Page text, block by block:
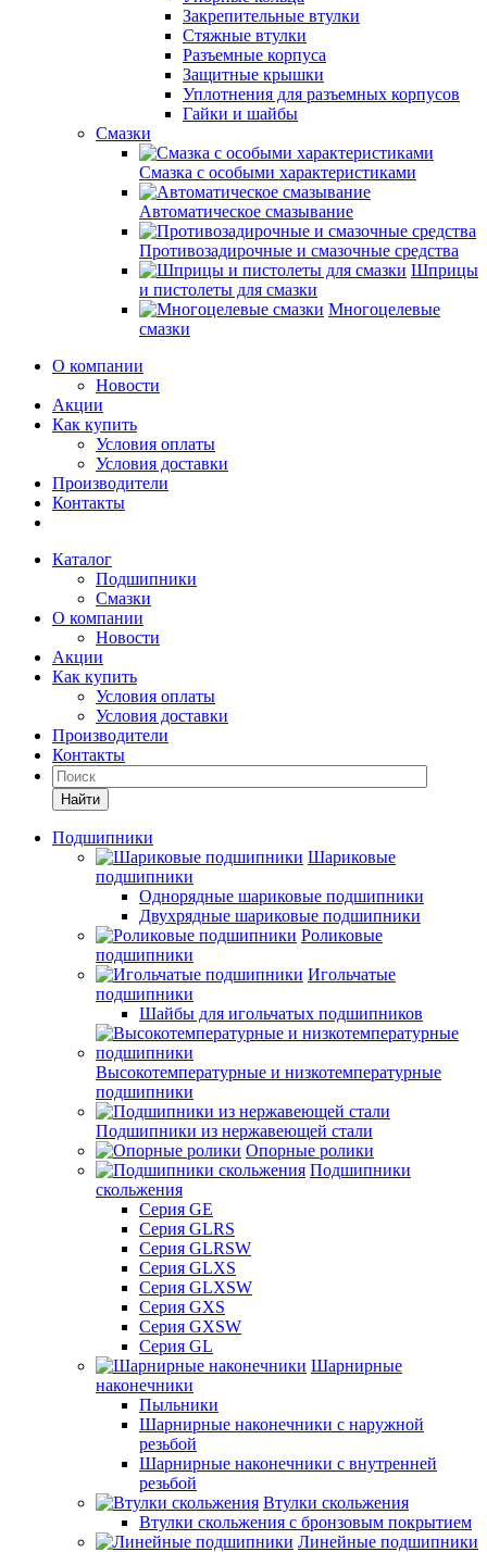
Закрепительные втулки
Стяжные втулки
Разъемные корпуса
Защитные крышки
Уплотнения для разъемных корпусов
Гайки и шайбы
Смазки
Смазка с особыми характеристиками
Автоматическое смазывание
Противозадирочные и смазочные средства
Шприцы
и пистолеты для смазки
Многоцелевые
смазки
О компании
Новости
Акции
Как купить
Условия оплаты
Условия доставки
Производители
Контакты
Каталог
Подшипники
Смазки
О компании
Новости
Акции
Как купить
Условия оплаты
Условия доставки
Производители
Контакты
Найти
Подшипники
Шариковые
подшипники
Однорядные шариковые подшипники
Двухрядные шариковые подшипники
Роликовые
подшипники
Игольчатые
подшипники
Шайбы для игольчатых подшипников
Высокотемпературные и низкотемпературные
подшипники
Подшипники из нержавеющей стали
Опорные ролики
Подшипники
скольжения
Серия GE
Серия GLRS
Серия GLRSW
Серия GLXS
Серия GLXSW
Серия GXS
Серия GXSW
Серия GL
Шарнирные
наконечники
Пыльники
Шарнирные наконечники с наружной
резьбой
Шарнирные наконечники с внутренней
резьбой
Втулки скольжения
Втулки скольжения с бронзовым покрытием
Линейные подшипники